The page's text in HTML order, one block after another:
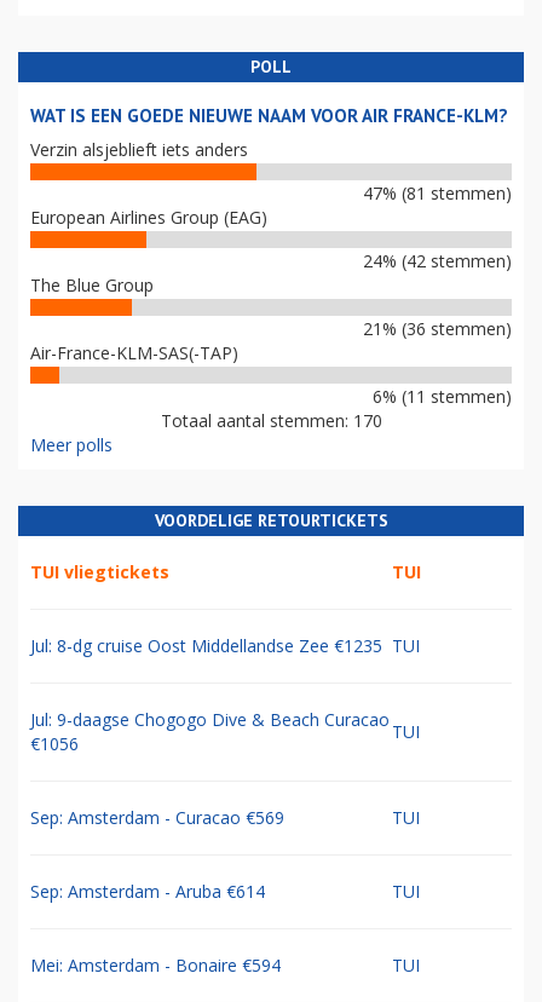
POLL
WAT IS EEN GOEDE NIEUWE NAAM VOOR AIR FRANCE-KLM?
Verzin alsjeblieft iets anders
47% (81 stemmen)
European Airlines Group (EAG)
24% (42 stemmen)
The Blue Group
21% (36 stemmen)
Air-France-KLM-SAS(-TAP)
6% (11 stemmen)
Totaal aantal stemmen: 170
Meer polls
VOORDELIGE RETOURTICKETS
TUI vliegtickets TUI
Jul: 8-dg cruise Oost Middellandse Zee €1235 TUI
Jul: 9-daagse Chogogo Dive & Beach Curacao
€1056
TUI
Sep: Amsterdam - Curacao €569 TUI
Sep: Amsterdam - Aruba €614 TUI
Mei: Amsterdam - Bonaire €594 TUI